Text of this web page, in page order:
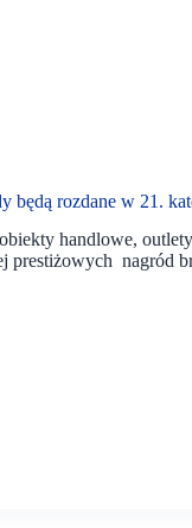
będą rozdane w 21.
handlowe,
prestiżowych nagród